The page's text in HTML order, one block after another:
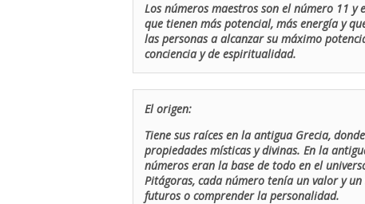
Los números maestros son el número 11 y
que tienen más potencial, más energía y
las personas a alcanzar su máximo
conciencia y de espiritualidad.
El origen:
Tiene sus raíces en la antigua Grecia,
propiedades místicas y divinas. En la
números eran la base de todo en el
Pitágoras, cada número tenía un valor y
futuros o comprender la personalidad.